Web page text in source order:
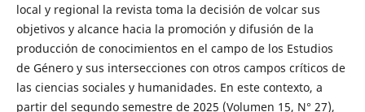
local y regional la revista toma la decisión de volcar sus
objetivos y alcance hacia la promoción y difusión de la
producción de conocimientos en el campo de los Estudios
de Género y sus intersecciones con otros campos críticos de
las ciencias sociales y humanidades. En este contexto, a
partir del segundo semestre de 2025 (Volumen 15, N° 27),